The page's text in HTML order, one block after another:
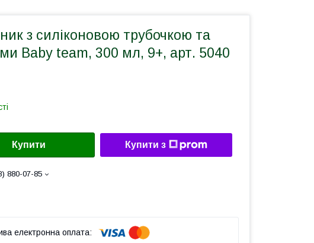
з силіконовою трубочкою та
Baby team, 300 мл, 9+, арт. 5040
Купити Купити з
880-07-85